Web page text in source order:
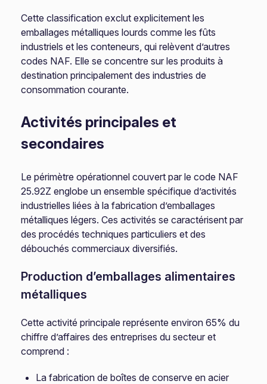
Cette classification exclut explicitement les
emballages métalliques lourds comme les fûts
industriels et les conteneurs, qui relèvent d’autres
codes NAF. Elle se concentre sur les produits à
destination principalement des industries de
consommation courante.
Activités principales et
secondaires
Le périmètre opérationnel couvert par le code NAF
25.92Z englobe un ensemble spécifique d’activités
industrielles liées à la fabrication d’emballages
métalliques légers. Ces activités se caractérisent par
des procédés techniques particuliers et des
débouchés commerciaux diversifiés.
Production d’emballages alimentaires
métalliques
Cette activité principale représente environ 65% du
chiffre d’affaires des entreprises du secteur et
comprend :
La fabrication de boîtes de conserve en acier